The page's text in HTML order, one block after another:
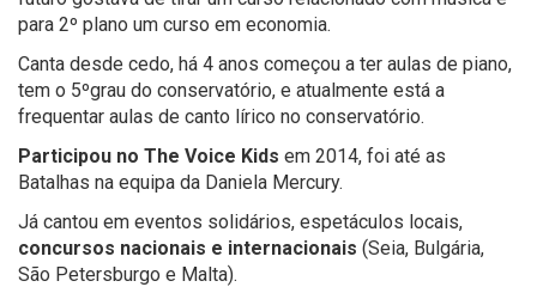
para 2º plano um curso em economia.
Canta desde cedo, há 4 anos começou a ter aulas de piano,
tem o 5ºgrau do conservatório, e atualmente está a
frequentar aulas de canto lírico no conservatório.
Participou no The Voice Kids em 2014, foi até as
Batalhas na equipa da Daniela Mercury.
Já cantou em eventos solidários, espetáculos locais,
concursos nacionais e internacionais (Seia, Bulgária,
São Petersburgo e Malta).